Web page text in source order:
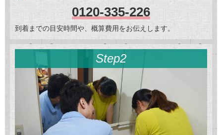
0120-335-226
到着までの目安時間や、概算費用をお伝えします。
Step2